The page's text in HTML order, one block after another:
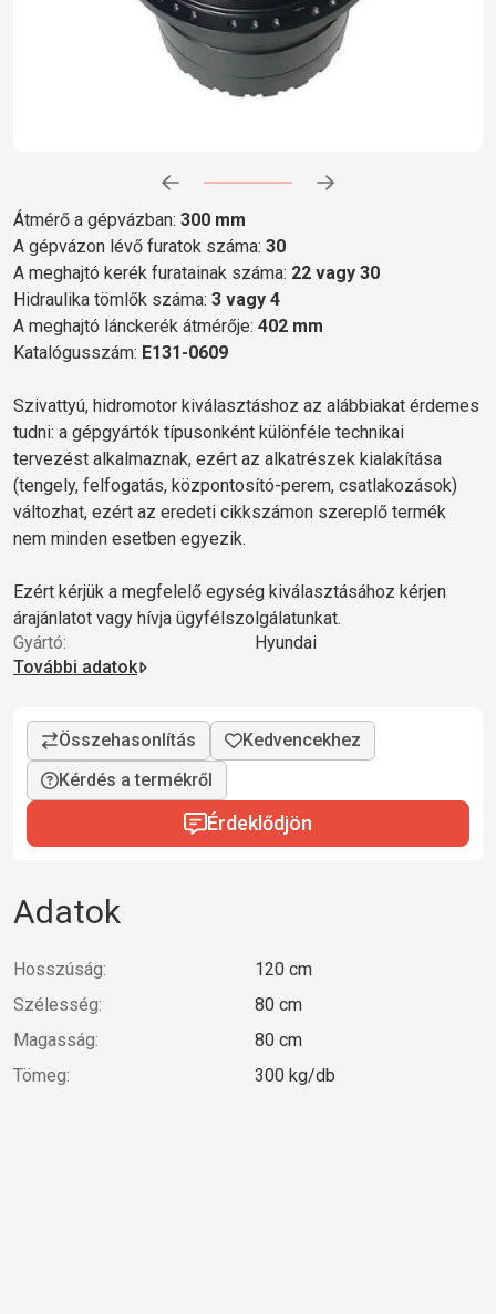
Átmérő a gépvázban: 300 mm
A gépvázon lévő furatok száma: 30
A meghajtó kerék furatainak száma: 22 vagy 30
Hidraulika tömlők száma: 3 vagy 4
A meghajtó lánckerék átmérője: 402 mm
Katalógusszám: E131-0609
Szivattyú, hidromotor kiválasztáshoz az alábbiakat érdemes
tudni: a gépgyártók típusonként különféle technikai
tervezést alkalmaznak, ezért az alkatrészek kialakítása
(tengely, felfogatás, központosító-perem, csatlakozások)
változhat, ezért az eredeti cikkszámon szereplő termék
nem minden esetben egyezik.
Ezért kérjük a megfelelő egység kiválasztásához kérjen
árajánlatot vagy hívja ügyfélszolgálatunkat.
Gyártó:
Hyundai
További adatok
Kérdés a termékről
Érdeklődjön
Adatok
Hosszúság:
120 cm
Szélesség:
80 cm
Magasság:
80 cm
Tömeg:
300 kg/db